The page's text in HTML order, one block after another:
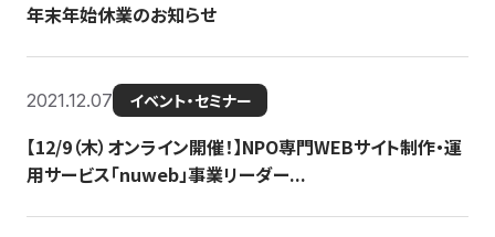
年末年始休業のお知らせ
2021.12.07 イベント・セミナー
【12/9（木）オンライン開催！】NPO専門WEBサイト制作・運
用サービス「nuweb」事業リーダー...